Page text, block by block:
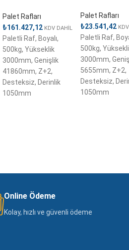
Palet Rafları
₺161.427,12 KDV DAHİL
Paletli Raf, Boyalı,
500kg, Yükseklik
3000mm, Genişlik
41860mm, Z+2,
Desteksiz, Derinlik
1050mm
Palet Rafları
₺23.541,42
Paletli Raf,
500kg,
3000mm,
5655mm, Z+2,
Desteksiz,
1050mm
Online Ödeme
Kolay, hızlı ve güvenli ödeme